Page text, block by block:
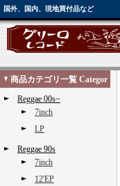
国外、国内、現地買付品など
商品カテゴリ一覧 Categor
y
Reggae 00s~
7inch
LP
Reggae 90s
7inch
12'EP